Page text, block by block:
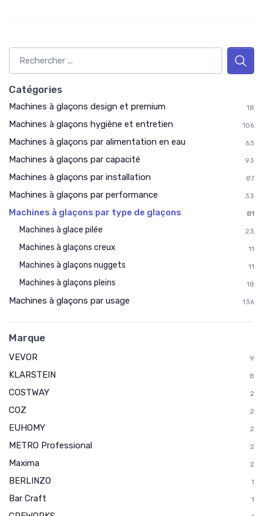
Catégories
Machines à glaçons design et premium 18
Machines à glaçons hygiène et entretien 106
Machines à glaçons par alimentation en eau 63
Machines à glaçons par capacité 93
Machines à glaçons par installation 87
Machines à glaçons par performance 33
Machines à glaçons par type de glaçons 81
Machines à glace pilée 23
Machines à glaçons creux 11
Machines à glaçons nuggets 11
Machines à glaçons pleins 18
Machines à glaçons par usage 136
Marque
VEVOR 9
KLARSTEIN 8
COSTWAY 2
COZ 2
EUHOMY 2
METRO Professional 2
Maxima 2
BERLINZO 1
Bar Craft 1